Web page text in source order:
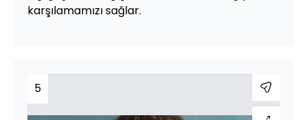
karşılamamızı sağlar.
5